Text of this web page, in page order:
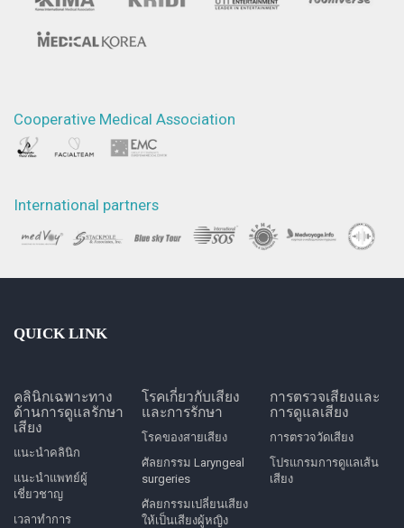
Cooperative Medical Association
International partners
QUICK LINK
คลินิกเฉพาะทาง
ด้านการดูแลรักษา
เสียง
แนะนำคลินิก
แนะนำแพทย์ผู้
เชี่ยวชาญ
เวลาทำการ
โรคเกี่ยวกับเสียง
และการรักษา
โรคของสายเสียง
ศัลยกรรม Laryngeal
surgeries
ศัลยกรรมเปลี่ยนเสียง
ให้เป็นเสียงผู้หญิง
การตรวจเสียงและ
การดูแลเสียง
การตรวจวัดเสียง
โปรแกรมการดูแลเส้น
เสียง